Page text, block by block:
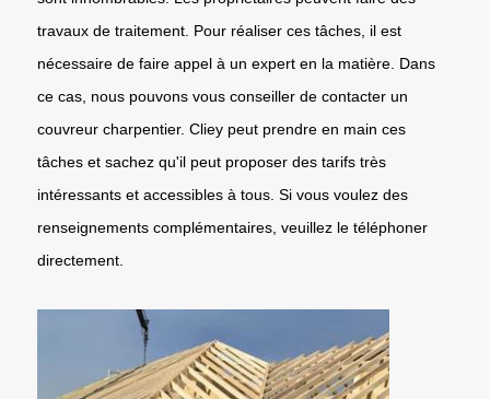
travaux de traitement. Pour réaliser ces tâches, il est
nécessaire de faire appel à un expert en la matière. Dans
ce cas, nous pouvons vous conseiller de contacter un
couvreur charpentier. Cliey peut prendre en main ces
tâches et sachez qu'il peut proposer des tarifs très
intéressants et accessibles à tous. Si vous voulez des
renseignements complémentaires, veuillez le téléphoner
directement.